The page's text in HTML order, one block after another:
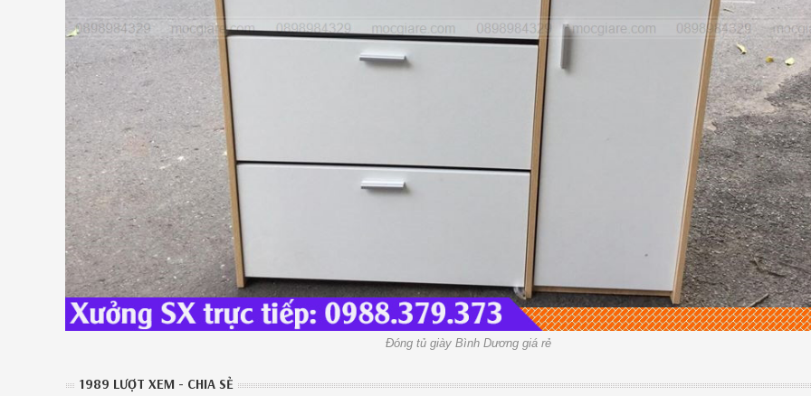
Đóng tủ giày Bình Dương giá rẻ
1989 LƯỢT XEM - CHIA SẺ